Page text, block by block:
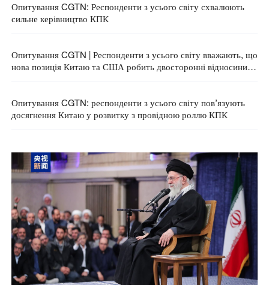
Опитування CGTN: Респонденти з усього світу схвалюють
сильне керівництво КПК
Опитування CGTN | Респонденти з усього світу вважають, що
нова позиція Китаю та США робить двосторонні відносини
Опитування CGTN: респонденти з усього світу пов’язують
досягнення Китаю у розвитку з провідною роллю КПК